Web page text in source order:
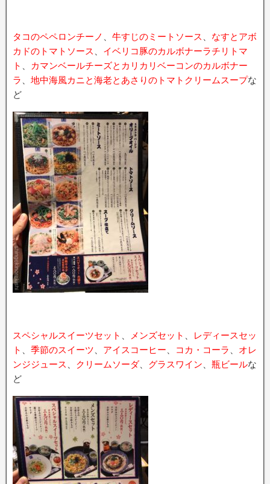
タコのペペロンチーノ 牛すじのミートソース
なすとアボ
カドのトマトソース
イベリコ豚のカルボナーラチリトマ
ト
カマンベールチーズとカリカリベーコンのカルボナー
ラ
地中海風カニと海老とあさりのトマトクリームスープな
ど
スペシャルスイーツセット メンズセット
レディースセッ
ト
季節のスイーツ アイスコーヒー コカ・コーラ
オレ
ンジジュース
クリームソーダ、 グラスワイン 瓶ビールな
ど